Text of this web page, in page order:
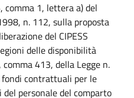
comma 1, lettera a) del
n. 112, sulla proposta
del CIPESS
delle disponibilità
413, della Legge n.
contrattuali per le
personale del comparto